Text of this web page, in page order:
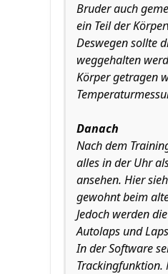
Bruder auch
ein Teil der
Deswegen sollte
weggehalten
Körper getragen
Danach
Nach dem
alles in der Uhr
ansehen. Hier
gewohnt beim
Jedoch werden
Autolaps und
In der Software
Trackingfunktion.